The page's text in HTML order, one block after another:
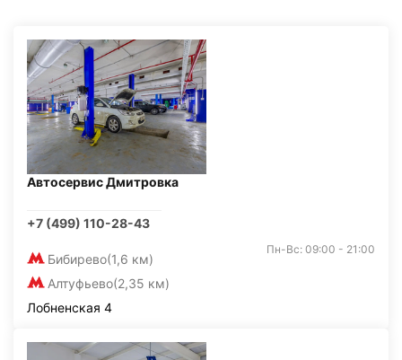
Автосервис Дмитровка
+7 (499) 110-28-43
Бибирево(1,6 км)
Алтуфьево(2,35 км)
Пн-Вс: 09:00 - 21:00
Лобненская 4